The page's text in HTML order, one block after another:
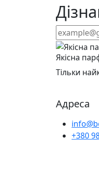
Якісна
Тільки
Адреса
+380